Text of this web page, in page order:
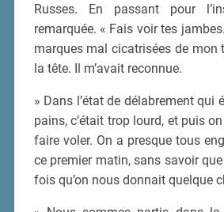
Russes. En passant pour
remarquée. « Fais voir tes
marques mal cicatrisées de mon
la tête. Il m’avait reconnue.
» Dans l’état de délabrement qui
pains, c’était trop lourd, et puis
faire voler. On a presque tous
ce premier matin, sans savoir que
fois qu’on nous donnait quelque